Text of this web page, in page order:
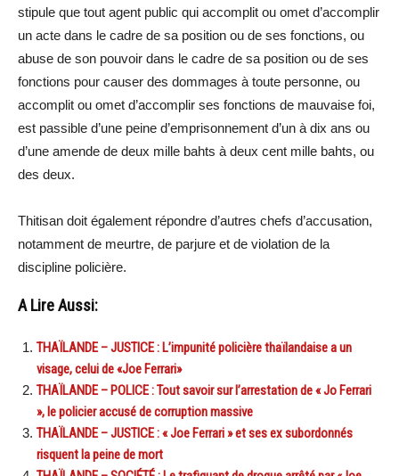
stipule que tout agent public qui accomplit ou omet d’accomplir
un acte dans le cadre de sa position ou de ses fonctions, ou
abuse de son pouvoir dans le cadre de sa position ou de ses
fonctions pour causer des dommages à toute personne, ou
accomplit ou omet d’accomplir ses fonctions de mauvaise foi,
est passible d’une peine d’emprisonnement d’un à dix ans ou
d’une amende de deux mille bahts à deux cent mille bahts, ou
des deux.
Thitisan doit également répondre d’autres chefs d’accusation,
notamment de meurtre, de parjure et de violation de la
discipline policière.
A Lire Aussi:
THAÏLANDE – JUSTICE : L’impunité policière thaïlandaise a un
visage, celui de «Joe Ferrari»
THAÏLANDE – POLICE : Tout savoir sur l’arrestation de « Jo Ferrari
», le policier accusé de corruption massive
THAÏLANDE – JUSTICE : « Joe Ferrari » et ses ex subordonnés
risquent la peine de mort